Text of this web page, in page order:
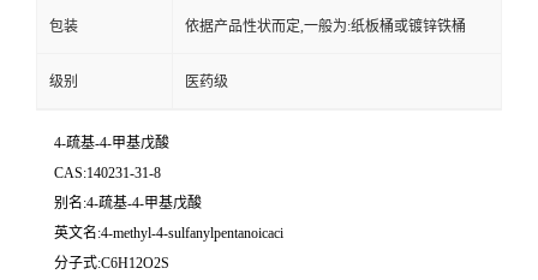
包装 依据产品性状而定,一般为:纸板桶或镀锌铁桶
级别 医药级
4-疏基-4-甲基戊酸
CAS:140231-31-8
别名:4-疏基-4-甲基戊酸
英文名:4-methyl-4-sulfanylpentanoicaci
分子式:C6H12O2S